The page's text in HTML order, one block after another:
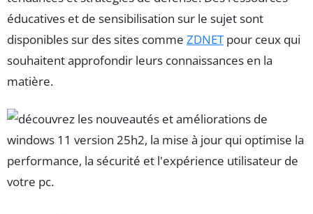
éducatives et de sensibilisation sur le sujet sont
disponibles sur des sites comme ZDNETpour ceux qui
souhaitent approfondir leurs connaissances en la
matière.